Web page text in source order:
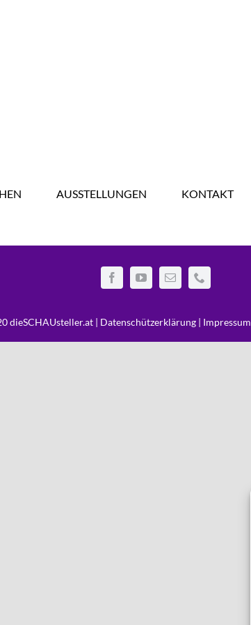
AUSSTELLUNGEN KONTAKT
dieSCHAUsteller.at | Datenschützerklärung | Impressum